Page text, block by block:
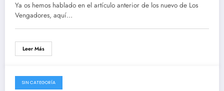
Ya os hemos hablado en el artículo anterior de los nuevo de Los
Vengadores, aquí…
Leer Más
07/12/2014
SIN CATEGORÍA